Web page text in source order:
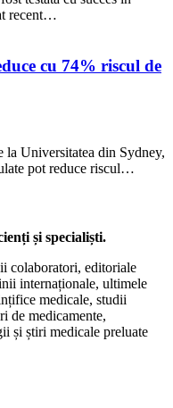
recent…
cu 74% riscul de
la Universitatea din Sydney,
pot reduce riscul…
și specialiști.
colaboratori, editoriale
internaționale, ultimele
medicale, studii
de medicamente,
și știri medicale preluate